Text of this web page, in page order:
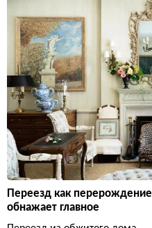
Переезд как
обнажает главное